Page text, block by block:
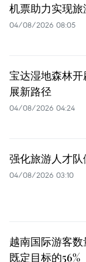
机票助力实现旅
04/08/2026 08:05
宝达湿地森林
展新路径
04/08/2026 04:24
强化旅游人才队
04/08/2026 03:10
越南国际游客
既定目标的56%